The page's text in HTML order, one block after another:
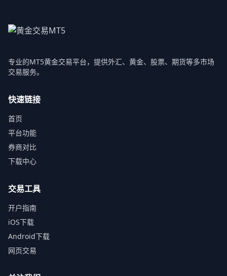
专业的MT5黄金交易平台，提供外汇、黄金、股票、期货等多市场
交易服务。
快速链接
首页
平台功能
券商对比
下载中心
交易工具
开户指南
iOS下载
Android下载
网页交易